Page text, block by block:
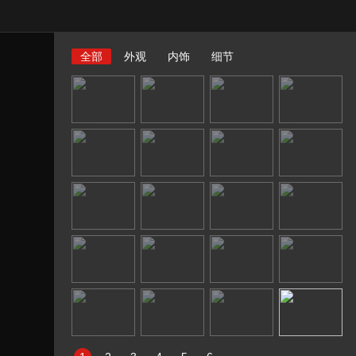
全部 外观 内饰 细节